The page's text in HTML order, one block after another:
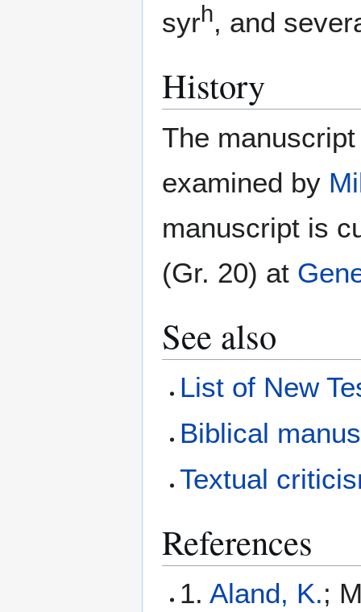
syrh, and
History
The
examined by
manuscript is
(Gr. 20) at
See also
List of New
Biblical
Textual
References
1. Aland, K.;